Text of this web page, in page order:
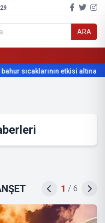
ARA
sıcaklarının etkisi altına
2 / 6